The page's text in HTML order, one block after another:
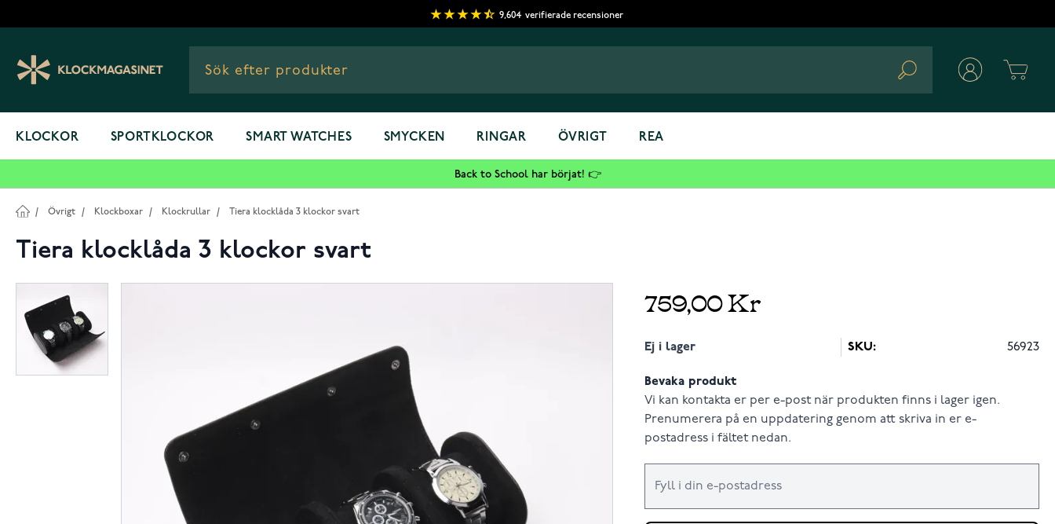
9,604 verifierade recensioner
Search
KLOCKOR SPORTKLOCKOR SMART WATCHES SMYCKEN RINGAR ÖVRIGT REA
Back to School har börjat! 👉
/ Övrigt / Klockboxar / Klockrullar / Tiera klocklåda 3 klockor svart
Tiera klocklåda 3 klockor svart
759,00 Kr
Ej i lager SKU: 56923
Bevaka produkt
Vi kan kontakta er per e-post när produkten finns i lager igen.
Prenumerera på en uppdatering genom att skriva in er e-
postadress i fältet nedan.